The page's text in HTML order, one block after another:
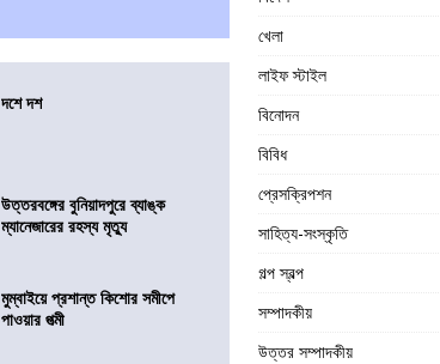
দশে দশ
উত্তরবঙ্গের বুনিয়াদপুরে ব্যাঙ্ক
ম্যানেজারের রহস্য মৃত্যু
মুম্বাইয়ে প্রশান্ত কিশোর সমীপে
পাওয়ার পত্মী
খেলা
লাইফ স্টাইল
বিনোদন
বিবিধ
প্রেসক্রিপশন
সাহিত্য-সংস্কৃতি
গল্প স্বল্প
সম্পাদকীয়
উত্তর সম্পাদকীয়